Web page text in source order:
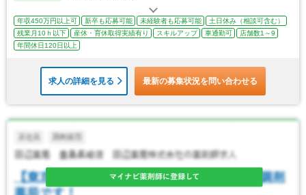
年収450万円以上可 新卒も応募可能 未経験者も応募可能
土日休み（相談可含む）
残業月10ｈ以下
産休・育休取得実績有り スキルアップ 車通勤可
店舗数1～9
年間休日120日以上
求人の詳細を見る 最新の募集状況を問い合わせる